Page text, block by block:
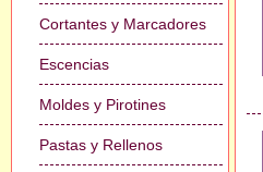
Cortantes y Marcadores
Escencias
Moldes y Pirotines
Pastas y Rellenos